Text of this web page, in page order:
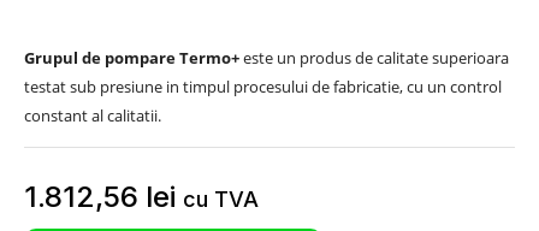
Grupul de pompare Termo+este un produs de calitate superioara
testat sub presiune in timpul procesului de fabricatie, cu un control
constant al calitatii.
1.812,56 lei cu TVA